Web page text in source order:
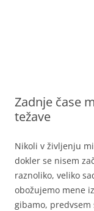
Zadnje čase
težave
Nikoli v življenju
dokler se nisem
raznoliko, veliko
obožujemo mene
gibamo, predvsem